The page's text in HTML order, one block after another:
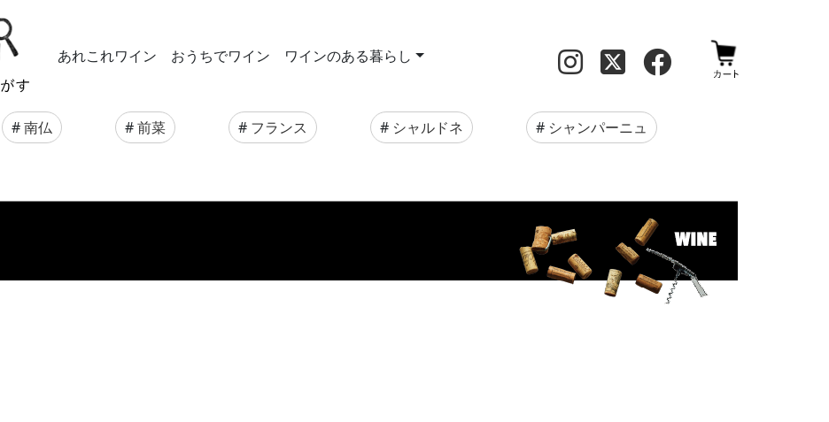
あれこれワイン おうちでワイン ワインのある暮らし
#南仏 #前菜 # フランス # シャルドネ # シャンパーニュ